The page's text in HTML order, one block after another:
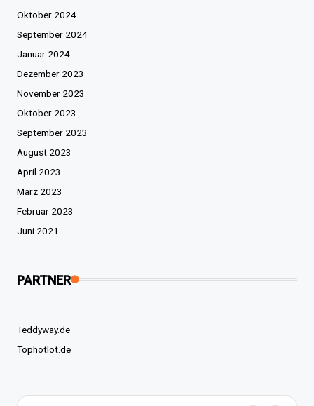
Oktober 2024
September 2024
Januar 2024
Dezember 2023
November 2023
Oktober 2023
September 2023
August 2023
April 2023
März 2023
Februar 2023
Juni 2021
PARTNER
Teddyway.de
Tophotlot.de